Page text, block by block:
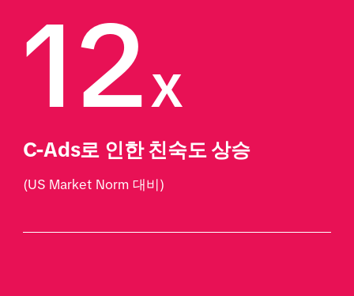
12x
C-Ads로 인한 친숙도 상승
(US Market Norm 대비)